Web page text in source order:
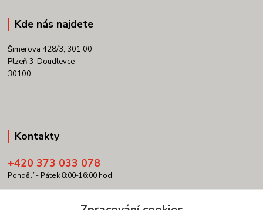
Kde nás najdete
Šimerova 428/3, 301 00
Plzeň 3-Doudlevce
30100
Kontakty
+420 373 033 078
Pondělí - Pátek 8:00-16:00 hod.